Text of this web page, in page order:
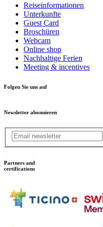
Reiseinformationen
Unterkunfte
Guest Card
Broschüren
Webcam
Online shop
Nachhaltige Ferien
Meeting & incentives
Folgen Sie uns auf
Newsletter abonnieren
Partners and
certifications